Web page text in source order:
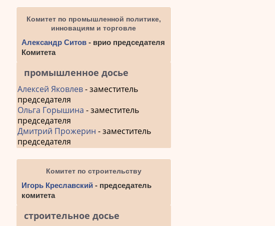
Комитет по промышленной политике,
инновациям и торговле
Александр Ситов - врио председателя
Комитета
промышленное досье
Алексей Яковлев- заместитель
председателя
Ольга Горышина - заместитель
председателя
Дмитрий Прожерин - заместитель
председателя
Комитет по строительству
Игорь Креславский - председатель
комитета
строительное досье